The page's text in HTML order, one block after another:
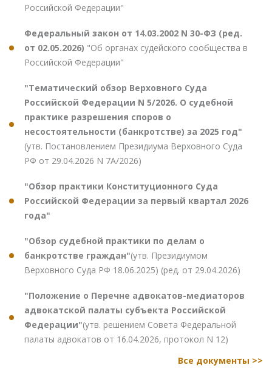
Российской Федерации"
Федеральный закон от 14.03.2002 N 30-ФЗ (ред.
от 02.05.2026) "Об органах судейского сообщества в
Российской Федерации"
"Тематический обзор Верховного Суда
Российской Федерации N 5/2026. О судебной
практике разрешения споров о
несостоятельности (банкротстве) за 2025 год"
(утв. Постановлением Президиума Верховного Суда
РФ от 29.04.2026 N 7А/2026)
"Обзор практики Конституционного Суда
Российской Федерации за первый квартал 2026
года"
"Обзор судебной практики по делам о
банкротстве граждан"(утв. Президиумом
Верховного Суда РФ 18.06.2025) (ред. от 29.04.2026)
"Положение о Перечне адвокатов-медиаторов
адвокатской палаты субъекта Российской
Федерации"(утв. решением Совета Федеральной
палаты адвокатов от 16.04.2026, протокол N 12)
Все документы >>